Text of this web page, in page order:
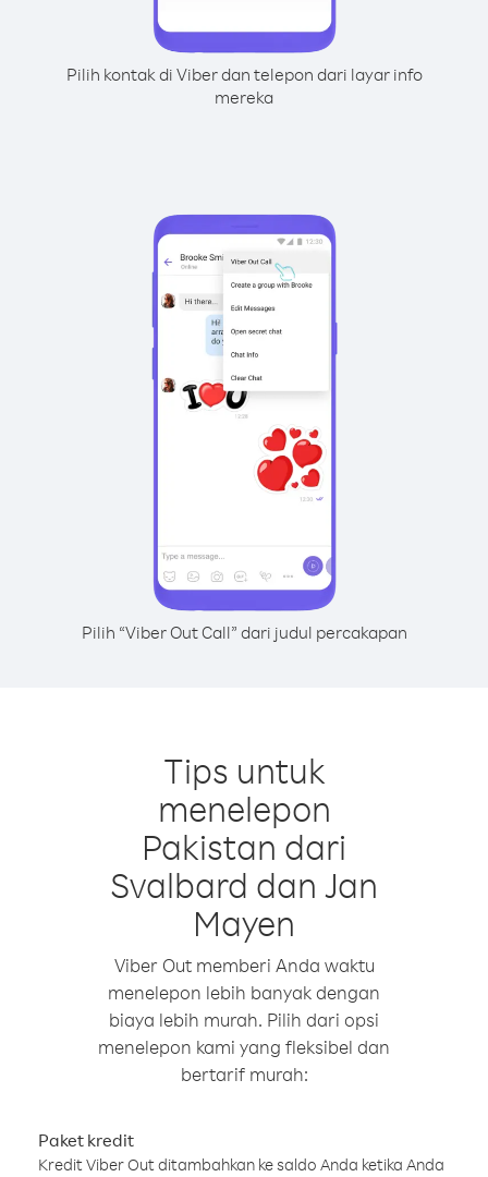
Pilih kontak di Viber dan telepon dari layar info
mereka
Pilih “Viber Out Call” dari judul percakapan
Tips untuk
menelepon
Pakistan dari
Svalbard dan Jan
Mayen
Viber Out memberi Anda waktu
menelepon lebih banyak dengan
biaya lebih murah. Pilih dari opsi
menelepon kami yang fleksibel dan
bertarif murah:
Paket kredit
Kredit Viber Out ditambahkan ke saldo Anda ketika Anda